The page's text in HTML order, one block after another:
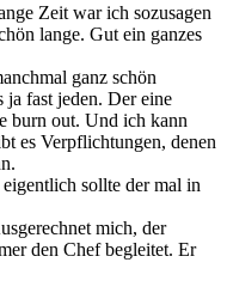
Zeit war ich sozusagen
lange. Gut ein ganzes
ganz schön
ja fast jeden. Der eine
burn out. Und ich kann
es Verpflichtungen, denen
sollte der mal in
mich, der
den Chef begleitet. Er